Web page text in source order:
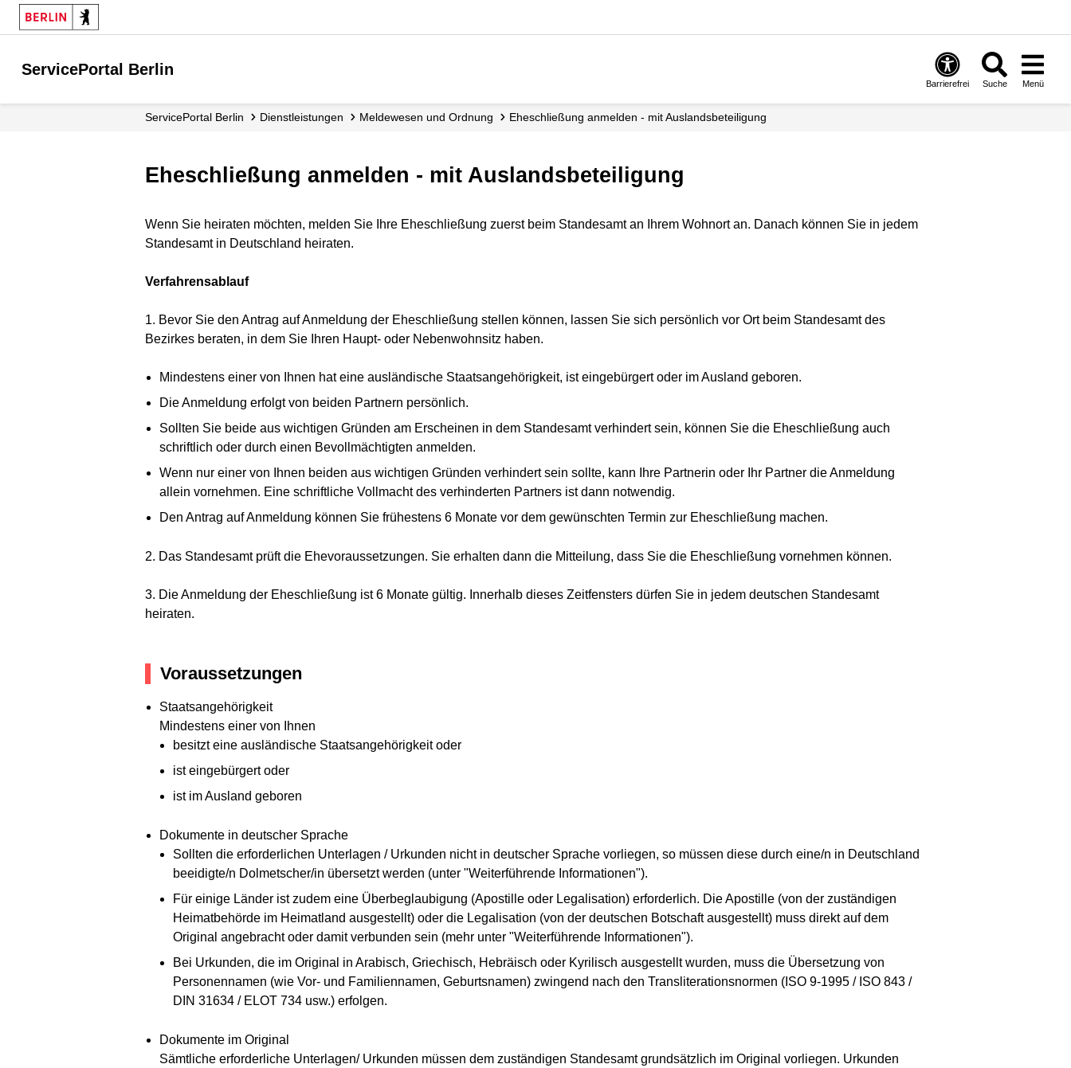
ServicePortal Berlin
Barrierefrei Suche Menü
ServicePortal Berlin Dienstleistungen Meldewesen und Ordnung Eheschließung anmelden - mit Auslandsbeteiligung
Eheschließung anmelden - mit Auslandsbeteiligung
Wenn Sie heiraten möchten, melden Sie Ihre Eheschließung zuerst beim Standesamt an Ihrem Wohnort an. Danach können Sie in jedem
Standesamt in Deutschland heiraten.
Verfahrensablauf
1. Bevor Sie den Antrag auf Anmeldung der Eheschließung stellen können, lassen Sie sich persönlich vor Ort beim Standesamt des
Bezirkes beraten, in dem Sie Ihren Haupt- oder Nebenwohnsitz haben.
Mindestens einer von Ihnen hat eine ausländische Staatsangehörigkeit, ist eingebürgert oder im Ausland geboren.
Die Anmeldung erfolgt von beiden Partnern persönlich.
Sollten Sie beide aus wichtigen Gründen am Erscheinen in dem Standesamt verhindert sein, können Sie die Eheschließung auch
schriftlich oder durch einen Bevollmächtigten anmelden.
Wenn nur einer von Ihnen beiden aus wichtigen Gründen verhindert sein sollte, kann Ihre Partnerin oder Ihr Partner die Anmeldung
allein vornehmen. Eine schriftliche Vollmacht des verhinderten Partners ist dann notwendig.
Den Antrag auf Anmeldung können Sie frühestens 6 Monate vor dem gewünschten Termin zur Eheschließung machen.
2. Das Standesamt prüft die Ehevoraussetzungen. Sie erhalten dann die Mitteilung, dass Sie die Eheschließung vornehmen können.
3. Die Anmeldung der Eheschließung ist 6 Monate gültig. Innerhalb dieses Zeitfensters dürfen Sie in jedem deutschen Standesamt
heiraten.
Voraussetzungen
Staatsangehörigkeit
Mindestens einer von Ihnen
besitzt eine ausländische Staatsangehörigkeit oder
ist eingebürgert oder
ist im Ausland geboren
Dokumente in deutscher Sprache
Sollten die erforderlichen Unterlagen / Urkunden nicht in deutscher Sprache vorliegen, so müssen diese durch eine/n in Deutschland
beeidigte/n Dolmetscher/in übersetzt werden (unter "Weiterführende Informationen").
Für einige Länder ist zudem eine Überbeglaubigung (Apostille oder Legalisation) erforderlich. Die Apostille (von der zuständigen
Heimatbehörde im Heimatland ausgestellt) oder die Legalisation (von der deutschen Botschaft ausgestellt) muss direkt auf dem
Original angebracht oder damit verbunden sein (mehr unter "Weiterführende Informationen").
Bei Urkunden, die im Original in Arabisch, Griechisch, Hebräisch oder Kyrilisch ausgestellt wurden, muss die Übersetzung von
Personennamen (wie Vor- und Familiennamen, Geburtsnamen) zwingend nach den Transliterationsnormen (ISO 9-1995 / ISO 843 /
DIN 31634 / ELOT 734 usw.) erfolgen.
Dokumente im Original
Sämtliche erforderliche Unterlagen/ Urkunden müssen dem zuständigen Standesamt grundsätzlich im Original vorliegen. Urkunden